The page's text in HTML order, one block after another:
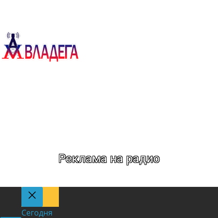
Реклама на радио
Сегодня